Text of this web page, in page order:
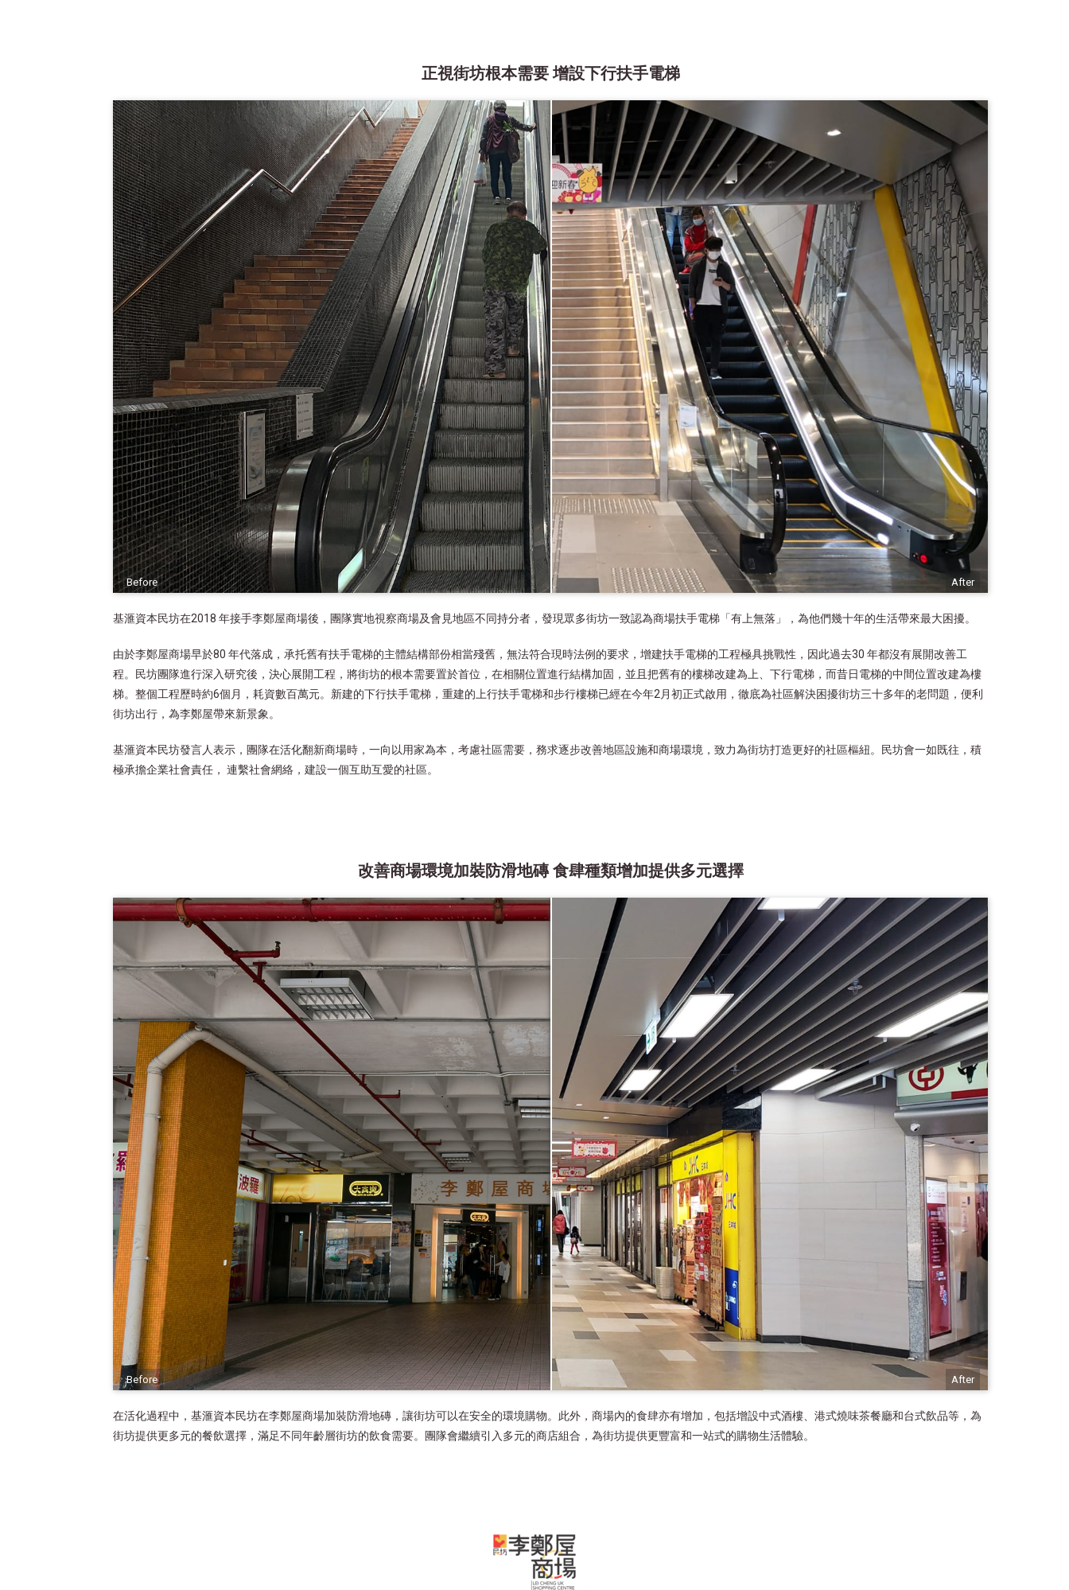
正視街坊根本需要 增設下行扶手電梯
Before After
基滙資本民坊在2018 年接手李鄭屋商場後，團隊實地視察商場及會見地區不同持分者，發現眾多街坊一致認為商場扶手電梯「有上無落」，為他們幾十年的生活帶來最大困擾。
由於李鄭屋商場早於80 年代落成，承托舊有扶手電梯的主體結構部份相當殘舊，無法符合現時法例的要求，增建扶手電梯的工程極具挑戰性，因此過去30 年都沒有展開改善工
程。民坊團隊進行深入研究後，決心展開工程，將街坊的根本需要置於首位，在相關位置進行結構加固，並且把舊有的樓梯改建為上、下行電梯，而昔日電梯的中間位置改建為樓
梯。整個工程歷時約6個月，耗資數百萬元。新建的下行扶手電梯，重建的上行扶手電梯和步行樓梯已經在今年2月初正式啟用，徹底為社區解決困擾街坊三十多年的老問題，便利
街坊出行，為李鄭屋帶來新景象。
基滙資本民坊發言人表示，團隊在活化翻新商場時，一向以用家為本，考慮社區需要，務求逐步改善地區設施和商場環境，致力為街坊打造更好的社區樞紐。民坊會一如既往，積
極承擔企業社會責任， 連繫社會網絡，建設一個互助互愛的社區。
改善商場環境加裝防滑地磚 食肆種類增加提供多元選擇
Before After
在活化過程中，基滙資本民坊在李鄭屋商場加裝防滑地磚，讓街坊可以在安全的環境購物。此外，商場內的食肆亦有增加，包括增設中式酒樓、港式燒味茶餐廳和台式飲品等，為
街坊提供更多元的餐飲選擇，滿足不同年齡層街坊的飲食需要。團隊會繼續引入多元的商店組合，為街坊提供更豐富和一站式的購物生活體驗。